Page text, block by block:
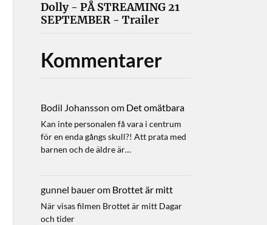
Dolly - PÅ STREAMING 21
SEPTEMBER - Trailer
Kommentarer
Bodil Johansson om Det omätbara
Kan inte personalen få vara i centrum
för en enda gångs skull?! Att prata med
barnen och de äldre är…
gunnel bauerom Brottet är mitt
När visas filmen Brottet är mitt Dagar
och tider